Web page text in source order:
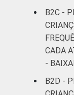
B2C -
CADA
-
B2D -